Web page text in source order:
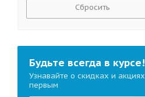
Сбросить
Будьте всегда в курсе!
Узнавайте о скидках и акциях
первым